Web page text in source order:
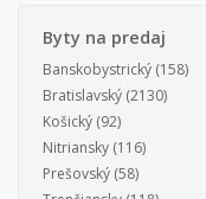
Byty na predaj
Banskobystrický (158)
Bratislavský (2130)
Košický (92)
Nitriansky (116)
Prešovský (58)